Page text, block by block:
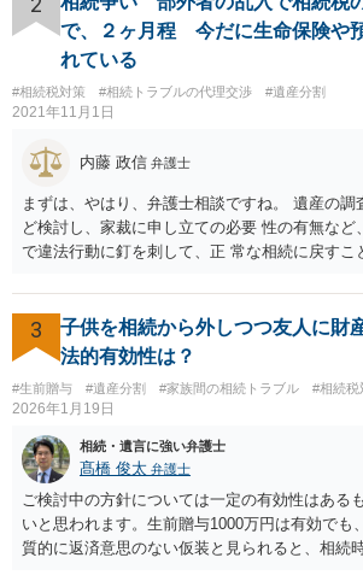
律の基準はありません。
で、２ヶ月程 今だに生命保険や
れている
#相続税対策 #相続トラブルの代理交渉 #遺産分割
2021年11月1日
内藤 政信 弁護士
まずは、やはり、弁護士相談ですね。 遺産の調
ど検討し、家裁に申し立ての必要 性の有無など
で違法行動に釘を刺して、正 常な相続に戻すこ
の際に3年以内に分割協議の上、修正申告する
とになります。 税務署も、およその遺産を把
ら、遺産の 情報を得ることもあります。
3
子供を相続から外しつつ友人に財
法的有効性は？
#生前贈与 #遺産分割 #家族間の相続トラブル #相続税
2026年1月19日
相続・遺言に強い弁護士
髙橋 俊太 弁護士
ご検討中の方針については一定の有効性はある
いと思われます。生前贈与1000万円は有効でも
質的に返済意思のない仮装と見られると、相続